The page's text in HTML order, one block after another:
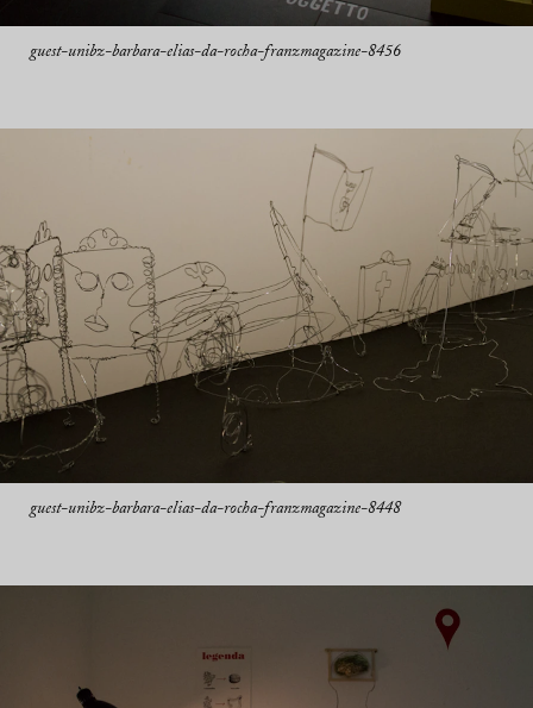
guest-unibz-barbara-elias-da-rocha-franzmagazine-8456
guest-unibz-barbara-elias-da-rocha-franzmagazine-8448